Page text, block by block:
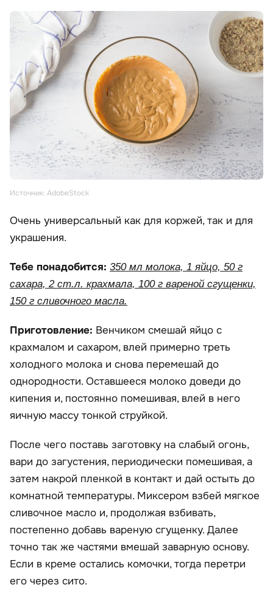
Источник: AdobeStock
Очень универсальный как для коржей, так и для
украшения.
Тебе понадобится: 350 мл молока, 1 яйцо, 50 г
сахара, 2 ст.л. крахмала, 100 г вареной сгущенки,
150 г сливочного масла.
Приготовление: Венчиком смешай яйцо с
крахмалом и сахаром, влей примерно треть
холодного молока и снова перемешай до
однородности. Оставшееся молоко доведи до
кипения и, постоянно помешивая, влей в него
яичную массу тонкой струйкой.
После чего поставь заготовку на слабый огонь,
вари до загустения, периодически помешивая, а
затем накрой пленкой в контакт и дай остыть до
комнатной температуры. Миксером взбей мягкое
сливочное масло и, продолжая взбивать,
постепенно добавь вареную сгущенку. Далее
точно так же частями вмешай заварную основу.
Если в креме остались комочки, тогда перетри
его через сито.